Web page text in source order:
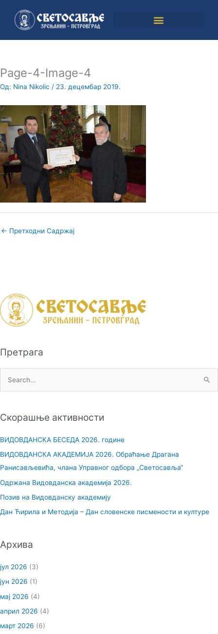
садржај
Page-4-Image-4
Од: Nina Nikolic / 23. децембар 2019.
← Претходни Садржај
Претрага
т
з
а
:
Скорашње активности
ВИДОВДАНСКА БЕСЕДА 2026. године
ВИДОВДАНСКА АКАДЕМИЈА 2026. Обраћање Драгана
Ранисављевића, члана Управног одбора „Светосавља“
Одржана Видовданска академија 2026.
Позив на Видовданску академију
Дан Ћирила и Методија – Дан словенске писмености и културе
Архива
јул 2026 (3)
јун 2026 (1)
мај 2026 (4)
април 2026 (4)
март 2026 (6)